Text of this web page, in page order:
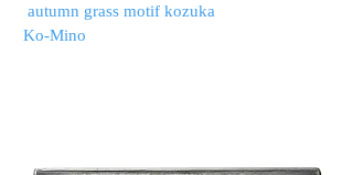
autumn grass motif kozuka
Ko-Mino